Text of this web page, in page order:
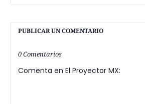
PUBLICAR UN COMENTARIO
0 Comentarios
Comenta en El Proyector MX: